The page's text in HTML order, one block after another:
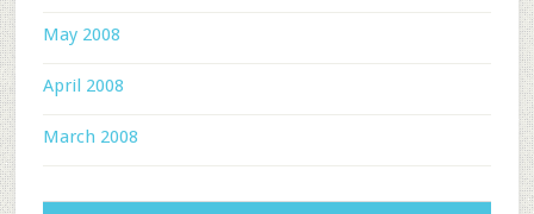
May 2008
April 2008
March 2008